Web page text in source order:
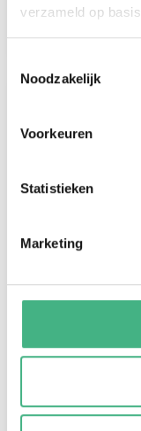
verzameld op
Noodzakelijk
Voorkeuren
Statistieken
Marketing
Isabella
Isabella is als